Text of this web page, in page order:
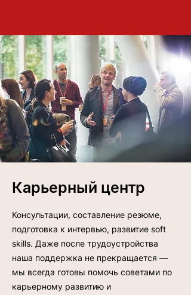
Карьерный центр
Консультации, составление резюме,
подготовка к интервью, развитие soft
skills. Даже после трудоустройства
наша поддержка не прекращается —
мы всегда готовы помочь советами по
карьерному развитию и